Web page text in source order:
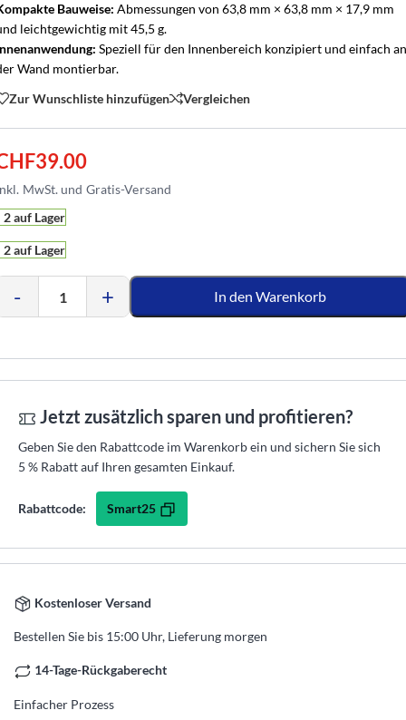
Bauweise: Abmessungen von 63,8 mm × 63,8 mm × 17,9 mm
leichtgewichtig mit 45,5 g.
Speziell für den Innenbereich konzipiert und einfach an
Wand montierbar.
Zur Wunschliste hinzufügen
Vergleichen
39.00
2 auf Lager
2 auf Lager
- + In den Warenkorb
Jetzt zusätzlich sparen und profitieren?
Geben Sie den Rabattcode im Warenkorb ein und sichern Sie sich
5 % Rabatt auf Ihren gesamten Einkauf.
Rabattcode: Smart25
Kostenloser Versand
Bestellen Sie bis 15:00 Uhr, Lieferung morgen
14-Tage-Rückgaberecht
Einfacher Prozess